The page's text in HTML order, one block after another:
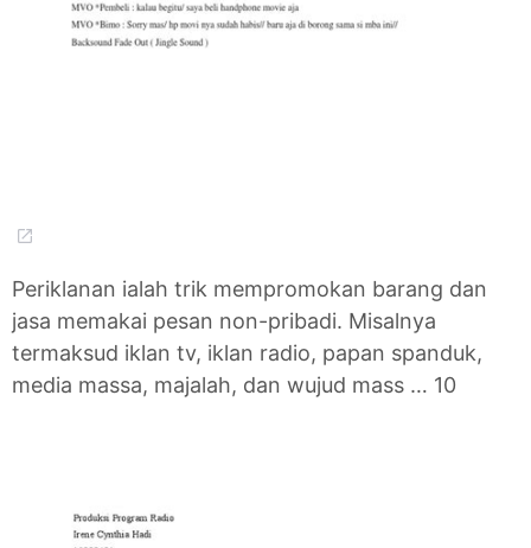
Periklanan ialah trik mempromokan barang dan
jasa memakai pesan non-pribadi. Misalnya
termaksud iklan tv, iklan radio, papan spanduk,
media massa, majalah, dan wujud mass … 10